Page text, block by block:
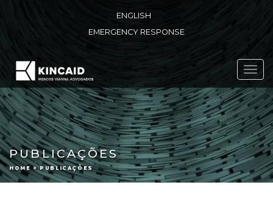
ENGLISH
EMERGENCY RESPONSE
PUBLICAÇÕES
HOME > PUBLICAÇÕES